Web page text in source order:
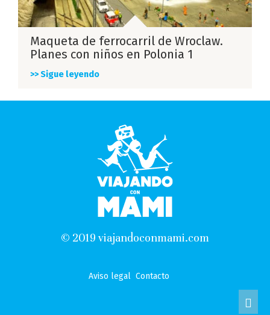
Maqueta de ferrocarril de Wroclaw.
Planes con niños en Polonia 1
>> Sigue leyendo
© 2019 viajandoconmami.com
Aviso legal Contacto